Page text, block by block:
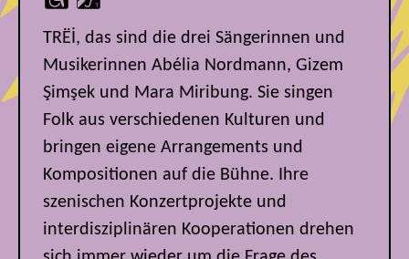
TRËİ, das sind die drei Sängerinnen und
Musikerinnen Abélia Nordmann, Gizem
Şimşek und Mara Miribung. Sie singen
Folk aus verschiedenen Kulturen und
bringen eigene Arrangements und
Kompositionen auf die Bühne. Ihre
szenischen Konzertprojekte und
interdisziplinären Kooperationen drehen